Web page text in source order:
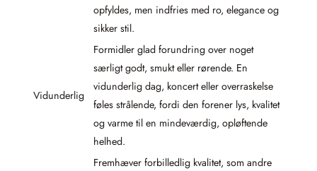
opfyldes, men indfries med ro, elegance og
sikker stil.
Vidunderlig
Formidler glad forundring over noget
særligt godt, smukt eller rørende. En
vidunderlig dag, koncert eller overraskelse
føles strålende, fordi den forener lys, kvalitet
og varme til en mindeværdig, opløftende
helhed.
Fremhæver forbilledlig kvalitet, som andre